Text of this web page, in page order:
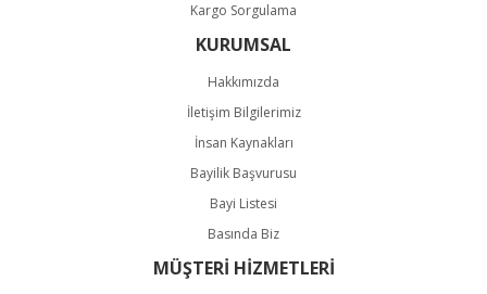
Kargo Sorgulama
KURUMSAL
Hakkımızda
İletişim Bilgilerimiz
İnsan Kaynakları
Bayilik Başvurusu
Bayi Listesi
Basında Biz
MÜŞTERİ HİZMETLERİ